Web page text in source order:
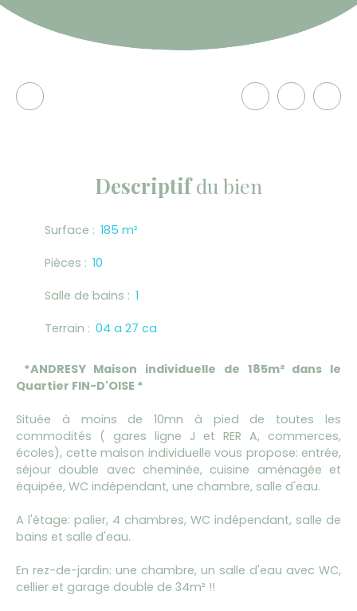
Descriptifdu bien
Surface : 185 m²
Pièces : 10
Salle de bains : 1
Terrain : 04 a 27 ca
*ANDRESY Maison individuelle de 185m² dans le
Quartier FIN-D'OISE *
Située à moins de 10mn à pied de toutes les
commodités ( gares ligne J et RER A, commerces,
écoles), cette maison individuelle vous propose: entrée,
séjour double avec cheminée, cuisine aménagée et
équipée, WC indépendant, une chambre, salle d'eau.
A l'étage: palier, 4 chambres, WC indépendant, salle de
bains et salle d'eau.
En rez-de-jardin: une chambre, un salle d'eau avec WC,
cellier et garage double de 34m² !!